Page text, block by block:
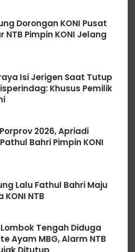
Dorongan KONI Pusat
NTB Pimpin KONI Jelang
Isi Jerigen Saat Tutup
Khusus Pemilik
2026, Apriadi
Bahri Pimpin KONI
Lalu Fathul Bahri Maju
NTB
Lombok Tengah Diduga
Ayam MBG, Alarm NTB